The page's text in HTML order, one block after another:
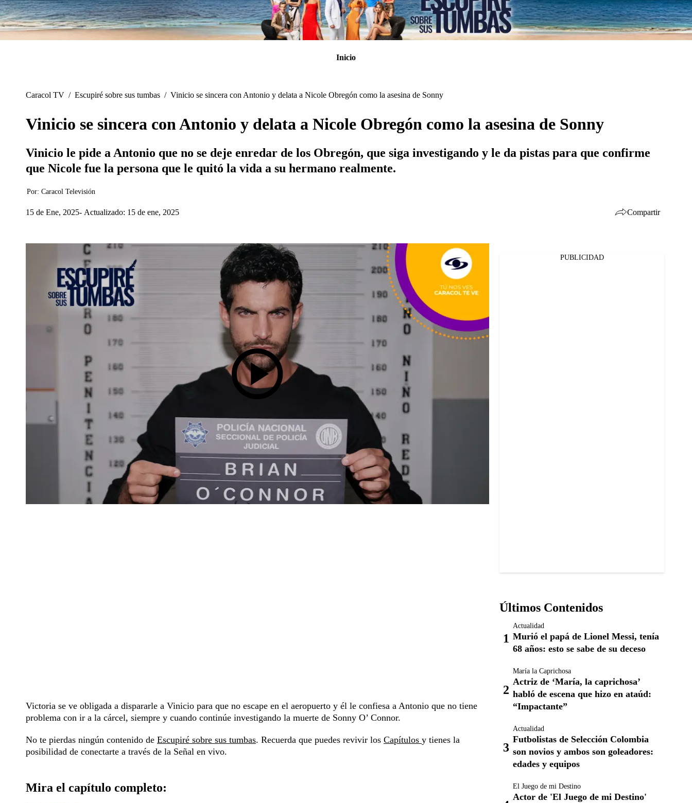
Inicio
Caracol TV / Escupiré sobre sus tumbas / Vinicio se sincera con Antonio y delata a Nicole Obregón como la asesina de Sonny
Vinicio se sincera con Antonio y delata a Nicole Obregón como la asesina de Sonny
Vinicio le pide a Antonio que no se deje enredar de los Obregón, que siga investigando y le da pistas para que confirme
que Nicole fue la persona que le quitó la vida a su hermano realmente.
Por: Caracol Televisión
15 de Ene, 2025 Actualizado: 15 de ene, 2025 Compartir
Victoria se ve obligada a dispararle a Vinicio para que no escape en el aeropuerto y él le confiesa a Antonio que no tiene
problema con ir a la cárcel, siempre y cuando continúe investigando la muerte de Sonny O’ Connor.
No te pierdas ningún contenido de Escupiré sobre sus tumbas. Recuerda que puedes revivir los Capítulos y tienes la
posibilidad de conectarte a través de la Señal en vivo.
Mira el capítulo completo:
PUBLICIDAD
Últimos Contenidos
Actualidad
Murió el papá de Lionel Messi, tenía
68 años: esto se sabe de su deceso
María la Caprichosa
Actriz de ‘María, la caprichosa’
habló de escena que hizo en ataúd:
“Impactante”
Actualidad
Futbolistas de Selección Colombia
son novios y ambos son goleadores:
edades y equipos
El Juego de mi Destino
Actor de 'El Juego de mi Destino'